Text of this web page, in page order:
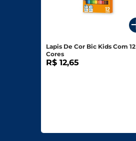
Lapis De Cor Bic Kids Com 12
Cores
R$ 12,65